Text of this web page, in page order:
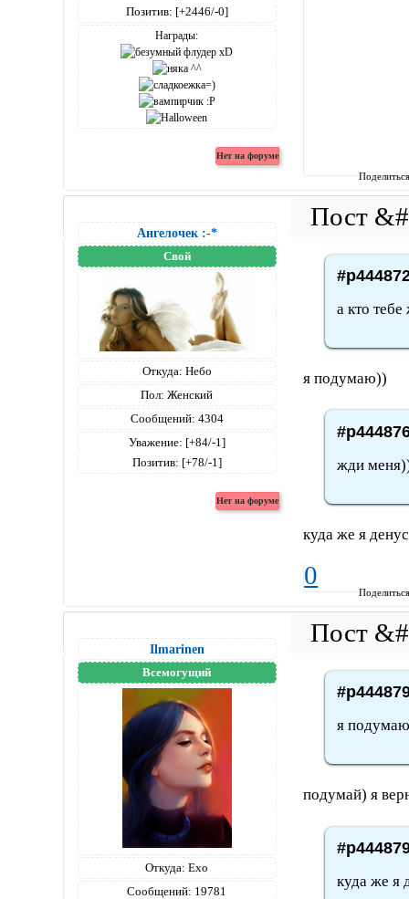
Позитив: [+2446/-0]
Награды:
Ангелочек :-*
Свой
Откуда: Небо
Пол: Женский
Сообщений: 4304
Уважение: [+84/-1]
Позитив: [+78/-1]
а кто
я подумаю))
жди
куда же я
0
Ilmarinen
Всемогущий
Откуда: Ехо
Сообщений: 19781
я
подумай) я
куда же я